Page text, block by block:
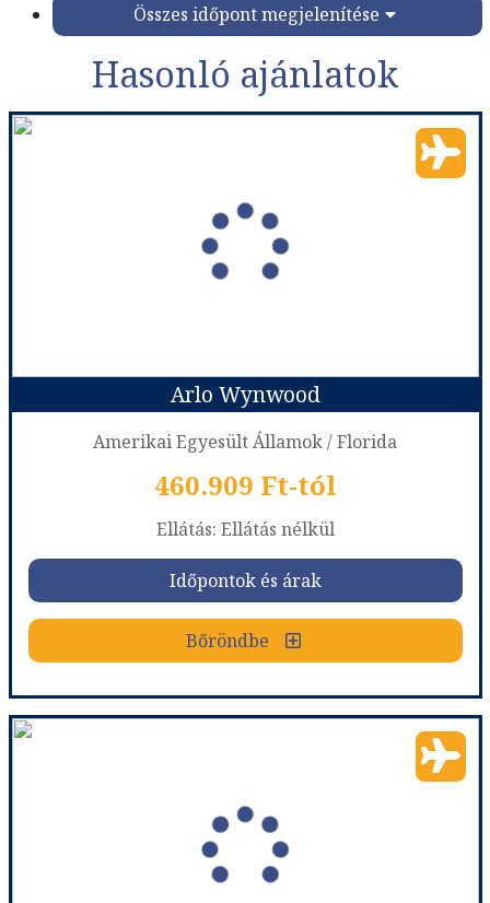
Összes időpont megjelenítése
Hasonló ajánlatok
Arlo Wynwood
Amerikai Egyesült Államok / Florida
460.909 Ft-tól
Ellátás: Ellátás nélkül
Időpontok és árak
Bőröndbe
Arlo Wynwood
Város:Miami
Utazás módja: Repülővel
Ellátás:Ellátás nélkül
Szálláskategória:Hotel ****